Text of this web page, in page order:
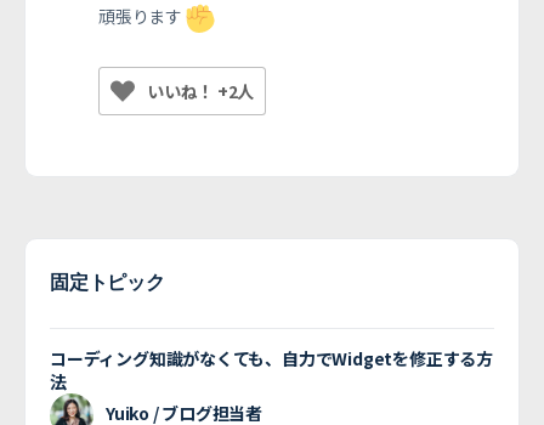
頑張ります
いいね！ +2人
固定トピック
コーディング知識がなくても、自力でWidgetを修正する方
法
Yuiko / ブログ担当者